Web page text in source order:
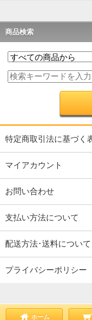
商品検索
特定商取引法に基づく
マイアカウント
お問い合わせ
支払い方法について
配送方法･送料について
プライバシーポリシー
ホーム